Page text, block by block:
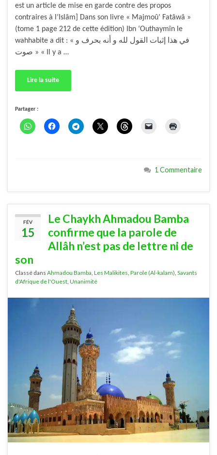
est un article de mise en garde contre des propos
contraires à l’Islâm] Dans son livre « Majmoû’ Fatâwâ »
(tome 1 page 212 de cette édition) Ibn ‘Outhaymîn le
wahhabite a dit : « في هذا إثبات القول لله و أنه بحرف و
صوت » « Il y a …
Lire la suite
Partager :
1 Commentaire
FÉV
15
Le Chaykh Ahmadou Bamba
confirme que la parole de
Allâh n’est pas de lettre ni de
son
Classé dans Ahmadou Bamba, Les Malikites, Parole (Al-kalam), Savants
d'Afrique de l'Ouest, Unanimité